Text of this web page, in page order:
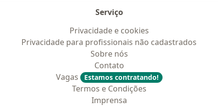
Serviço
Privacidade e cookies
Privacidade para profissionais não cadastrados
Sobre nós
Contato
Vagas
Estamos contratando!
Termos e Condições
Imprensa